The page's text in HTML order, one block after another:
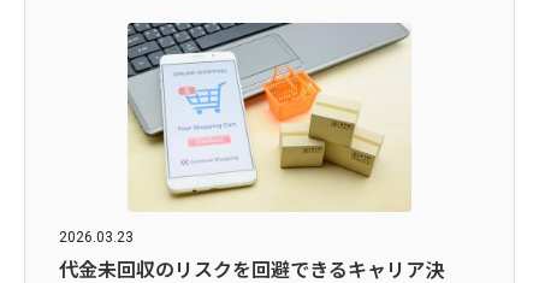
2026.03.23
代金未回収のリスクを回避できるキャリア決